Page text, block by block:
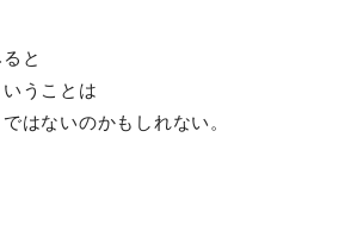
と
うことは
はないのかもしれない。